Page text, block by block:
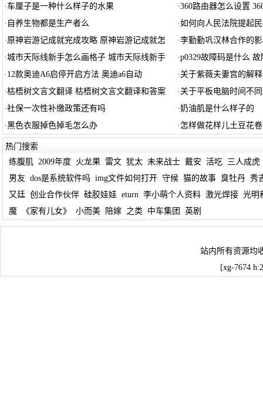
·车厘子是一种什么样子的水果 ·360路由器怎么设置
· 自养生物都是生产者么 ·如何向人民法院提起
· 原神岩游记成就完成攻略 原神岩游记成就怎 ·李勤勤巩汉林合作的
·城市天际线新手怎么画格子 城市天际线新手 ·p0329故障码是什么 故
· 12款奥迪A6启停开启方法 奥迪a6自动 · 关于紫薇夫妻宫的解释
·枯梧树文言文翻译 枯梧树文言文翻译和答案 · 关于平板电脑时间不
·社保一次性补缴政策还有吗 ·奶油肌是什么样子的
·黑色衣服掉色掉毛怎么办 · 怎样做花样儿土豆花
热门搜索
练腹肌 2009年度 火龙果 雷文 犹太 未来战士 戴安 活吃
三人成虎
男友 dos是系统软件吗 img文件如何打开 守候 猫的故事 臭牡丹 秀
又廷 创业合作伙伴 硅胶娃娃 eturn 李小萌个人资料 激光焊接 光明
魔
《家有儿女》 小而美 陪嫁 之类 中车集团 英剧
站内所有资源均
[xg-7674